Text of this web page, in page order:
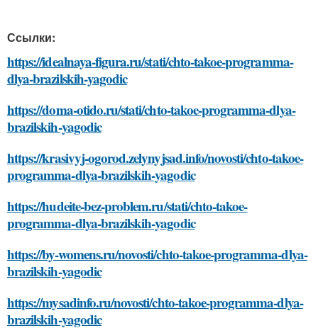
Ссылки:
https://idealnaya-figura.ru/stati/chto-takoe-programma-
dlya-brazilskih-yagodic
https://doma-otido.ru/stati/chto-takoe-programma-dlya-
brazilskih-yagodic
https://krasivyj-ogorod.zelynyjsad.info/novosti/chto-takoe-
programma-dlya-brazilskih-yagodic
https://hudeite-bez-problem.ru/stati/chto-takoe-
programma-dlya-brazilskih-yagodic
https://by-womens.ru/novosti/chto-takoe-programma-dlya-
brazilskih-yagodic
https://mysadinfo.ru/novosti/chto-takoe-programma-dlya-
brazilskih-yagodic